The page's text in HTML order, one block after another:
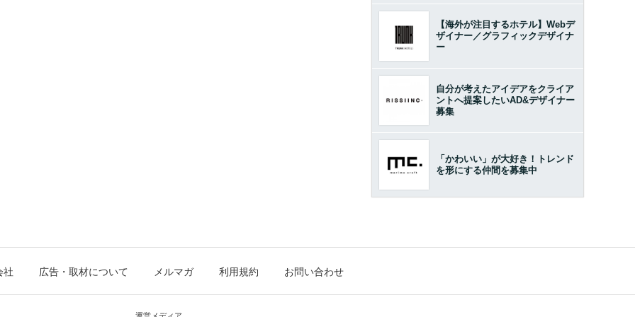
【海外が注目するホテル】Webデ
ザイナー／グラフィックデザイナ
ー
自分が考えたアイデアをクライア
ントへ提案したいAD&デザイナー
募集
「かわいい」が大好き！トレンド
を形にする仲間を募集中
社 広告・取材について メルマガ 利用規約 お問い合わせ